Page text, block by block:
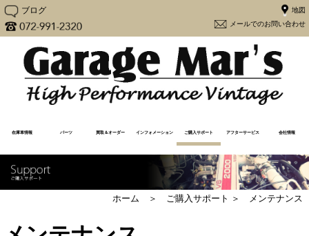
ブログ
メー
在庫車情報 パーツ 買取＆オーダー インフォメーション ご購入サポート アフターサービス 会社情報
ホーム ＞ ご購入サポート ＞ メンテナンス